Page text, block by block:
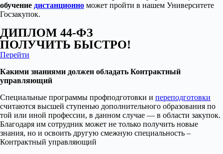
обучение дистанционно может пройти в нашем Университете
Госзакупок.
ДИПЛОМ 44-ФЗ
ПОЛУЧИТЬ БЫСТРО!
Перейти
Какими знаниями должен обладать Контрактный
управляющий
Специальные программы профподготовки и переподготовки
считаются высшей ступенью дополнительного образования по
той или иной профессии, в данном случае — в области закупок.
Благодаря им сотрудник может не только получить новые
знания, но и освоить другую смежную специальность –
Контрактный управляющий